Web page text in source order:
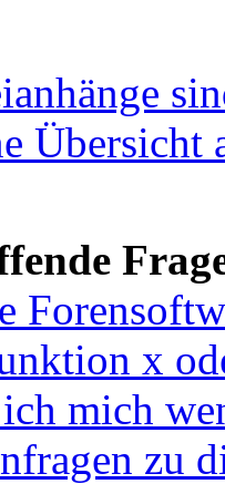
Übersicht
x
mich
zu